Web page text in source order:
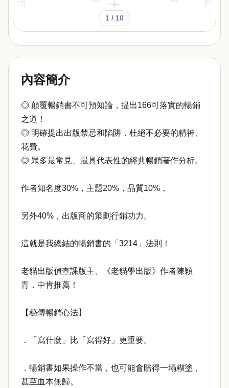
1 / 10
內容簡介
◎ 顛覆暢銷書不可預知論，提出166可落實的暢銷
之道！
◎ 明確提出出版禁忌和陷阱，杜絕不必要的精神、
花費。
◎ 眾多最常見、最具代表性的經典暢銷著作分析。
作者知名度30%，主題20%，品質10%，
另外40%，出版商的策劃行銷功力。
這就是我總結的暢銷書的「3214」法則！
老貓出版偵查課版主、《老貓學出版》作者陳穎
青，中肯推薦！
【秘傳暢銷心法】
．「寫什麼」比「寫得好」更重要。
．暢銷書如果操作不當，也可能會賠得一塌糊塗，
甚至血本無歸。